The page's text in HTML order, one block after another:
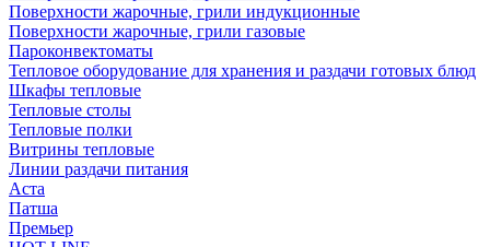
Поверхности жарочные, грили индукционные
Поверхности жарочные, грили газовые
Пароконвектоматы
Тепловое оборудование для хранения и раздачи готовых блюд
Шкафы тепловые
Тепловые столы
Тепловые полки
Витрины тепловые
Линии раздачи питания
Аста
Патша
Премьер